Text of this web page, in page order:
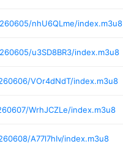
nhU6QLme/index.m3u8
u3SD8BR3/index.m3u8
VOr4dNdT/index.m3u8
WrhJCZLe/index.m3u8
A77l7hIv/index.m3u8